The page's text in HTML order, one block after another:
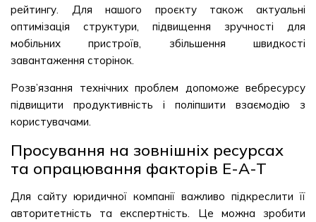
рейтингу. Для нашого проєкту також актуальні
оптимізація структури, підвищення зручності для
мобільних пристроїв, збільшення швидкості
завантаження сторінок.
Розв’язання технічних проблем допоможе вебресурсу
підвищити продуктивність і поліпшити взаємодію з
користувачами.
Просування на зовнішніх ресурсах
та опрацювання факторів E-A-T
Для сайту юридичної компанії важливо підкреслити її
авторитетність та експертність. Це можна зробити